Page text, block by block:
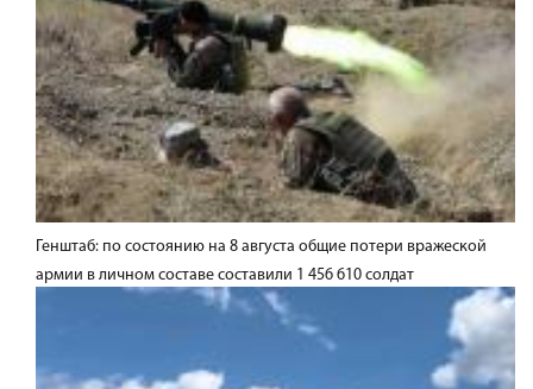
Генштаб: по состоянию на 8 августа общие потери вражеской
армии в личном составе составили 1 456 610 солдат